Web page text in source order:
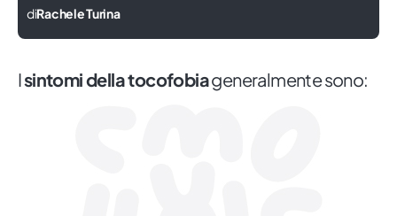
diRachele Turina
Isintomi della tocofobiageneralmente sono: